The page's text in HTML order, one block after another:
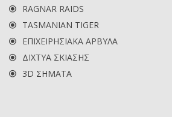
RAGNAR RAIDS
TASMANIAN TIGER
ΕΠΙΧΕΙΡΗΣΙΑΚΑ ΑΡΒΥΛΑ
ΔΙΧΤΥΑ ΣΚΙΑΣΗΣ
3D ΣΗΜΑΤΑ